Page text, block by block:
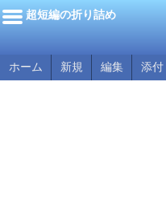
超短編の折り詰め
ホーム 新規 編集 添付